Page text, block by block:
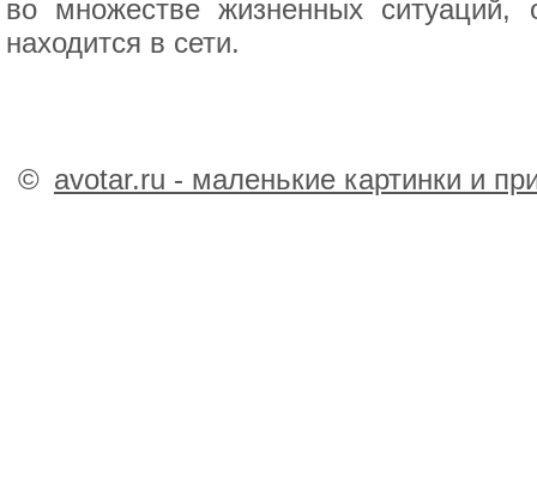
во множестве жизненных ситуаций,
находится в сети.
© avotar.ru - маленькие картинки и